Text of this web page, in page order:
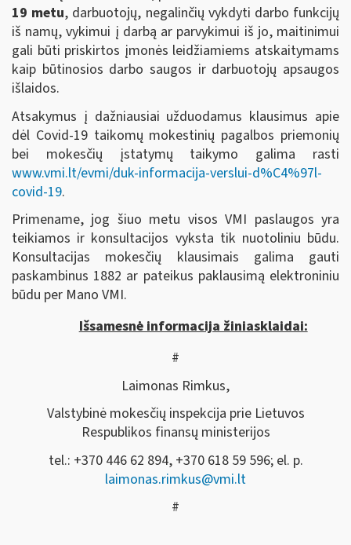
19 metu, darbuotojų, negalinčių vykdyti darbo funkcijų
iš namų, vykimui į darbą ar parvykimui iš jo, maitinimui
gali būti priskirtos įmonės leidžiamiems atskaitymams
kaip būtinosios darbo saugos ir darbuotojų apsaugos
išlaidos.
Atsakymus į dažniausiai užduodamus klausimus apie
dėl Covid-19 taikomų mokestinių pagalbos priemonių
bei mokesčių įstatymų taikymo galima rasti
www.vmi.lt/evmi/duk-informacija-verslui-d%C4%97l-
covid-19.
Primename, jog šiuo metu visos VMI paslaugos yra
teikiamos ir konsultacijos vyksta tik nuotoliniu būdu.
Konsultacijas mokesčių klausimais galima gauti
paskambinus 1882 ar pateikus paklausimą elektroniniu
būdu per Mano VMI.
Išsamesnė informacija žiniasklaidai:
#
Laimonas Rimkus,
Valstybinė mokesčių inspekcija prie Lietuvos
Respublikos finansų ministerijos
tel.: +370 446 62 894, +370 618 59 596; el. p.
laimonas.rimkus@vmi.lt
#